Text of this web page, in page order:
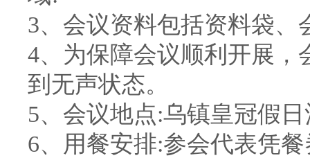
3、会议资料包括资料袋
4、为保障会议顺利开展
到无声状态。
5、会议地点:乌镇皇冠假
6、用餐安排:参会代表凭